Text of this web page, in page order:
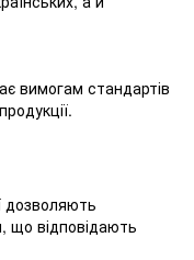
вимогам стандартів
дозволяють
що відповідають